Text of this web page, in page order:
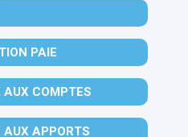
PAIE
AUX COMPTES
AUX APPORTS